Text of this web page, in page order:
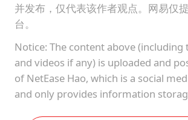
并发布，仅代表该作者观点。网易仅
台。
Notice: The content above (including
and videos if any) is uploaded and
of NetEase Hao, which is a social
and only provides information